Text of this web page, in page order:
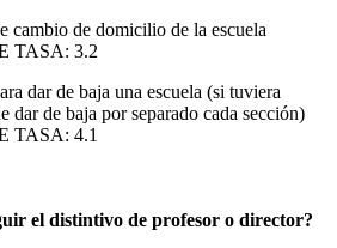
cambio de domicilio de la escuela
TASA: 3.2
dar de baja una escuela (si tuviera
dar de baja por separado cada sección)
TASA: 4.1
el distintivo de profesor o director?